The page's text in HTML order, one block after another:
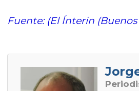
Fuente: (El Ínterin